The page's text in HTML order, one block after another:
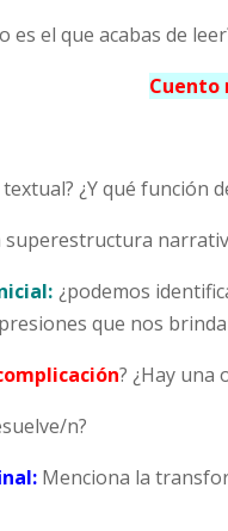
es el que acabas de
Cuento
textual? ¿Y qué función
superestructura
¿podemos
que nos
? ¿Hay una
n?
Menciona la